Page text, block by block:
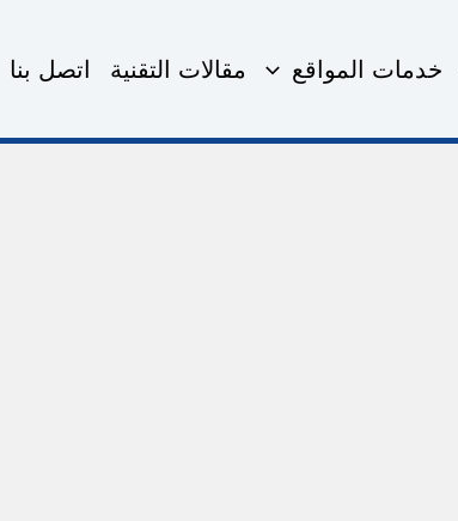
خدمات المواقع مقالات التقنية اتصل بنا